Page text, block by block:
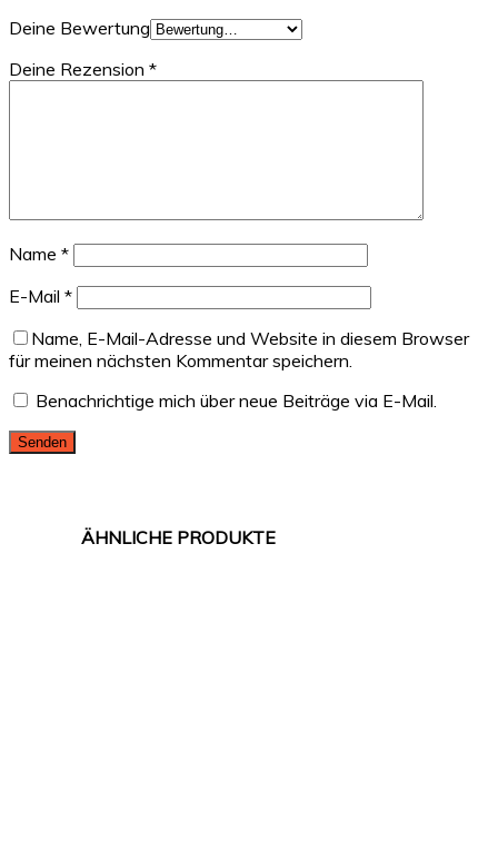
Deine Bewertung
Deine Rezension *
Name *
E-Mail *
Name, E-Mail-Adresse und Website in diesem Browser
für meinen nächsten Kommentar speichern.
Benachrichtige mich über neue Beiträge via E-Mail.